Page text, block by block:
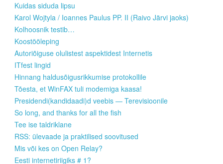
Kuidas siduda lipsu
Karol Wojtyla / Ioannes Paulus PP. II (Raivo Järvi jaoks)
Kolhoosnik testib…
Koostööleping
Autoriõiguse olulistest aspektidest Internetis
ITfest lingid
Hinnang haldusõigusrikkumise protokollile
Tõesta, et WinFAX tuli modemiga kaasa!
Presidendi(kandidaadi)d veebis — Terevisioonile
So long, and thanks for all the fish
Tee ise taldriklane
RSS: ülevaade ja praktilised soovitused
Mis või kes on Open Relay?
Eesti internetiriigiks # 1?